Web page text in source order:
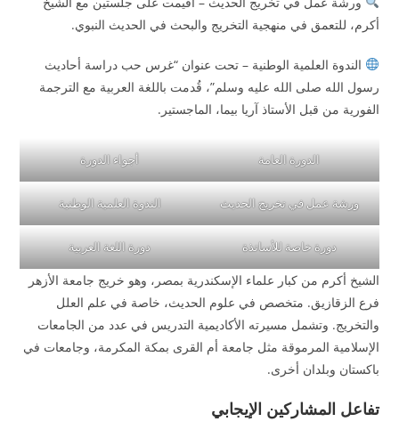
أكرم، للتعمق في منهجية التخريج والبحث في الحديث النبوي.
الندوة العلمية الوطنية – تحت عنوان “غرس حب دراسة أحاديث
رسول الله صلى الله عليه وسلم”، قُدمت باللغة العربية مع الترجمة
الفورية من قبل الأستاذ آريا بيما، الماجستير.
الدورة العامة أجواء الدورة
ورشة عمل في تخريج الحديث الندوة العلمية الوطنية
دورة خاصة للأساتذة دورة اللغة العربية
الشيخ أكرم من كبار علماء الإسكندرية بمصر، وهو خريج جامعة الأزهر
فرع الزقازيق. متخصص في علوم الحديث، خاصة في علم العلل
والتخريج. وتشمل مسيرته الأكاديمية التدريس في عدد من الجامعات
الإسلامية المرموقة مثل جامعة أم القرى بمكة المكرمة، وجامعات في
باكستان وبلدان أخرى.
تفاعل المشاركين الإيجابي